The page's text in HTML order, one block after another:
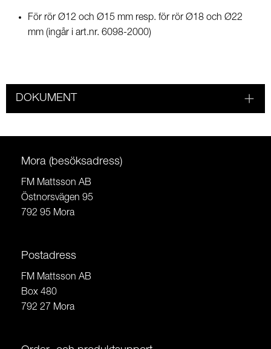
För rör Ø12 och Ø15 mm resp. för rör Ø18 och Ø22
mm (ingår i art.nr. 6098-2000)
DOKUMENT
Mora (besöksadress)
FM Mattsson AB
Östnorsvägen 95
792 95 Mora
Postadress
FM Mattsson AB
Box 480
792 27 Mora